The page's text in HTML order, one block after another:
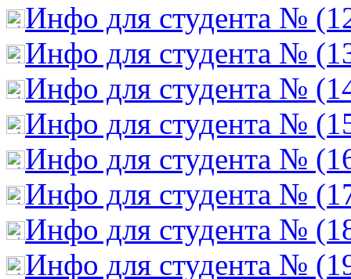
Инфо для студента №
Инфо для студента №
Инфо для студента №
Инфо для студента №
Инфо для студента №
Инфо для студента №
Инфо для студента №
Инфо для студента №